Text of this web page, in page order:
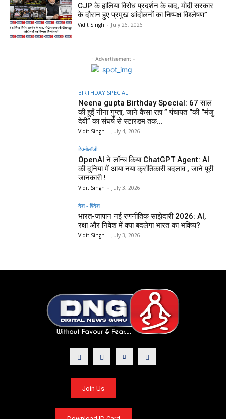
CJP के हालिया विरोध प्रदर्शन के बाद, मोदी सरकार
के दौरान हुए प्रमुख आंदोलनों का निष्पक्ष विश्लेषण”
Vidit Singh - July 26, 2026
- Advertisement -
BIRTHDAY SPECIAL
Neena gupta Birthday Special: 67 साल
की हुईं नीना गुप्ता, जाने कैसा रहा ” पंचायत “की “मंजु
देवी” का संघर्ष से स्टारडम तक...
Vidit Singh - July 4, 2026
टेक्नोलॉजी
OpenAI ने लॉन्च किया ChatGPT Agent: AI
की दुनिया में आया नया क्रांतिकारी बदलाव , जाने पूरी
जानकारी !
Vidit Singh - July 3, 2026
देश - विदेश
भारत-जापान नई रणनीतिक साझेदारी 2026: AI,
रक्षा और निवेश में क्या बदलेगा भारत का भविष्य?
Vidit Singh - July 3, 2026
Join Us